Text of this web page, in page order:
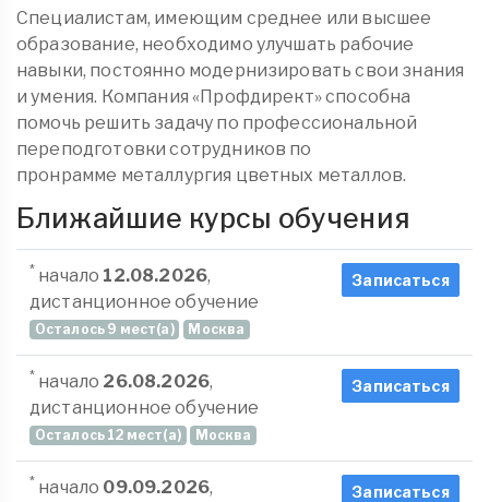
Специалистам, имеющим среднее или высшее
образование, необходимо улучшать рабочие
навыки, постоянно модернизировать свои знания
и умения. Компания «Профдирект» способна
помочь решить задачу по профессиональной
переподготовки сотрудников по
пронрамме металлургия цветных металлов.
Ближайшие курсы обучения
* начало 12.08.2026,
дистанционное обучение
Осталось 9 мест(а) Москва
Записаться
* начало 26.08.2026,
дистанционное обучение
Осталось 12 мест(а) Москва
Записаться
* начало 09.09.2026,
Записаться